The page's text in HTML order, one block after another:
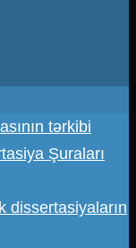
tərkibi
Şuraları
dissertasiyaların